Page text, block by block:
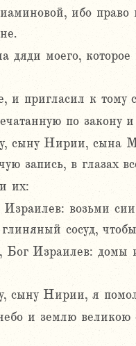
ибо право
моего,
и пригласил к тому
по закону и
сыну Нирии, сына
запись, в глазах
их:
возьми
сосуд,
Бог Израилев: домы
сыну Нирии, я
и землю